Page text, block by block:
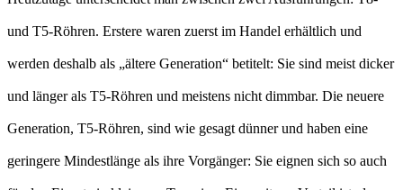
und T5-Röhren. Erstere waren zuerst im Handel erhältlich und
werden deshalb als „ältere Generation“ betitelt: Sie sind meist dicker
und länger als T5-Röhren und meistens nicht dimmbar. Die neuere
Generation, T5-Röhren, sind wie gesagt dünner und haben eine
geringere Mindestlänge als ihre Vorgänger: Sie eignen sich so auch